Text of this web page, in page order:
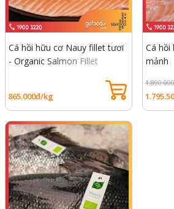
Cá hồi hữu cơ Nauy fillet tươi
- Organic Salmon Fillet
865.000đ/kg
Cá hồi
mảnh